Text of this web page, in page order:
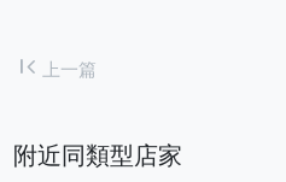
first_page 上一篇
附近同類型店家